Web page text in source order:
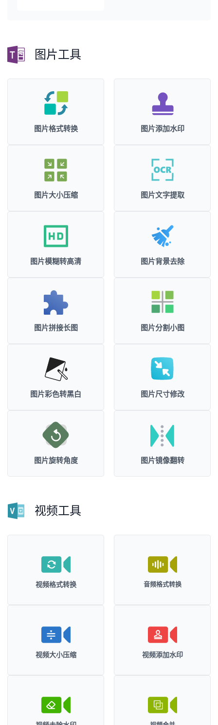
图片工具
图片格式转换 图片添加水印
图片大小压缩 图片文字提取
图片模糊转高清 图片背景去除
图片拼接长图 图片分割小图
图片彩色转黑白 图片尺寸修改
图片旋转角度 图片镜像翻转
视频工具
视频格式转换 音频格式转换
视频大小压缩 视频添加水印